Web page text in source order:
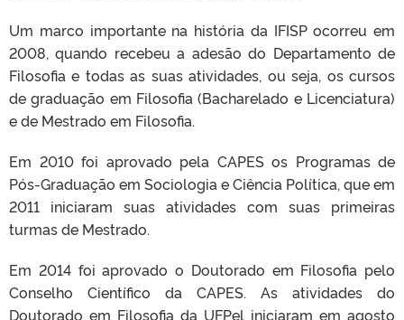
Um marco importante na história da IFISP ocorreu em
2008, quando recebeu a adesão do Departamento de
Filosofia e todas as suas atividades, ou seja, os cursos
de graduação em Filosofia (Bacharelado e Licenciatura)
e de Mestrado em Filosofia.
Em 2010 foi aprovado pela CAPES os Programas de
Pós-Graduação em Sociologia e Ciência Política, que em
2011 iniciaram suas atividades com suas primeiras
turmas de Mestrado.
Em 2014 foi aprovado o Doutorado em Filosofia pelo
Conselho Científico da CAPES. As atividades do
Doutorado em Filosofia da UFPel iniciaram em agosto